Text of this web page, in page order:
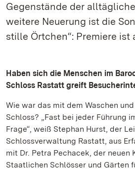
Gegenstände der
weitere Neuerung ist die
stille Örtchen“: Premiere ist
Haben sich die Menschen im
Schloss Rastatt greift
Wie war das mit dem Waschen
Schloss? „Fast bei jeder Führung
Frage“, weiß Stephan Hurst, der
Schlossverwaltung Rastatt, aus
mit Dr. Petra Pechacek, der neuen
Staatlichen Schlösser und Gärten